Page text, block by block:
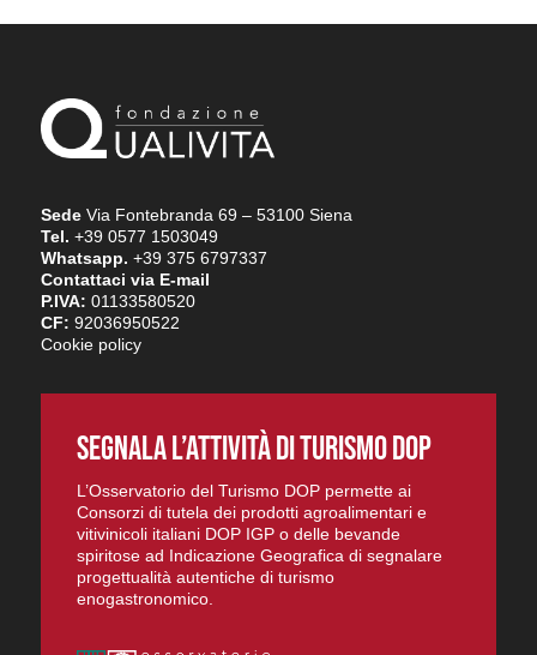
SedeVia Fontebranda 69 – 53100 Siena
Tel. +39 0577 1503049
Whatsapp. +39 375 6797337
Contattaci via E-mail
P.IVA: 01133580520
CF: 92036950522
Cookie policy
SEGNALA L’ATTIVITÀ DI TURISMO DOP
L’Osservatorio del Turismo DOP permette ai
Consorzi di tutela dei prodotti agroalimentari e
vitivinicoli italiani DOP IGP o delle bevande
spiritose ad Indicazione Geografica di segnalare
progettualità autentiche di turismo
enogastronomico.